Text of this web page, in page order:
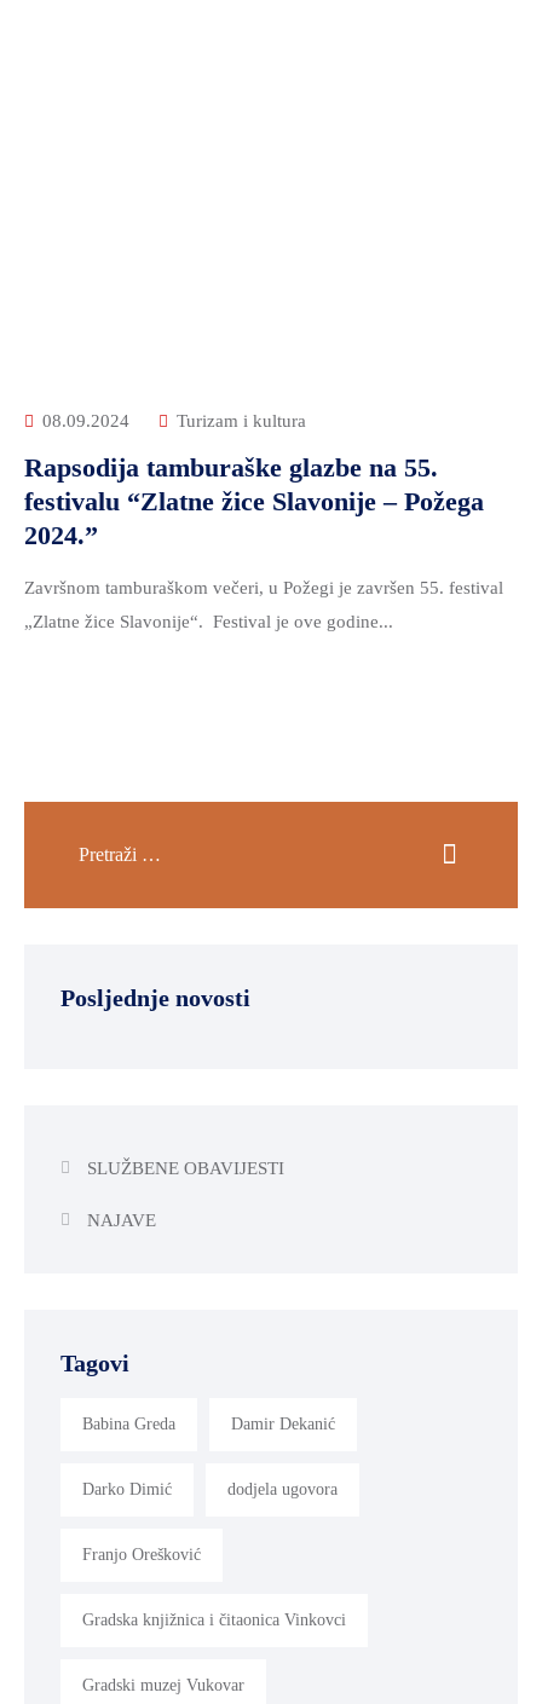
08.09.2024 Turizam i kultura
Rapsodija tamburaške glazbe na 55.
festivalu “Zlatne žice Slavonije – Požega
2024.”
Završnom tamburaškom večeri, u Požegi je završen 55. festival
„Zlatne žice Slavonije“. Festival je ove godine...
Posljednje novosti
SLUŽBENE OBAVIJESTI
NAJAVE
Tagovi
Babina Greda Damir Dekanić
Darko Dimić dodjela ugovora
Franjo Orešković
Gradska knjižnica i čitaonica Vinkovci
Gradski muzej Vukovar